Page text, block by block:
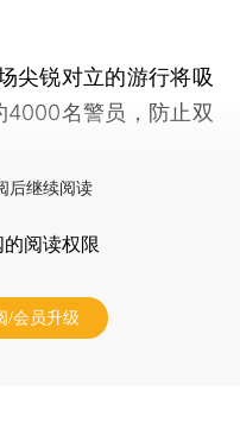
锐对立的游行将吸
4000名警员，防止双
后继续阅读
阅读权限
/会员升级